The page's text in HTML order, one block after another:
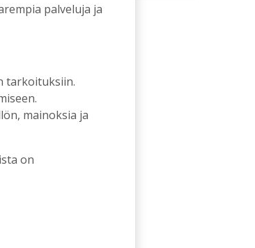
palveluja ja
tarkoituksiin.
mainoksia ja
on